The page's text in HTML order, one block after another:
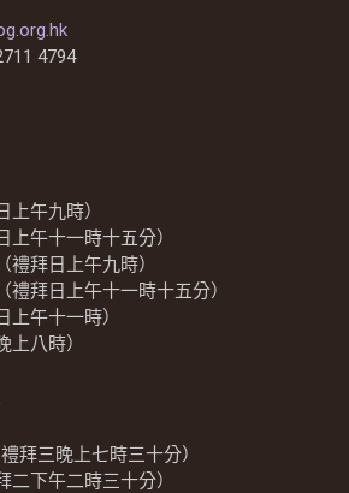
4794
午九時）
午十一時十五分）
禮拜日上午九時）
禮拜日上午十一時十五分）
上午十一時）
上八時）
拜三晚上七時三十分）
下午二時三十分）